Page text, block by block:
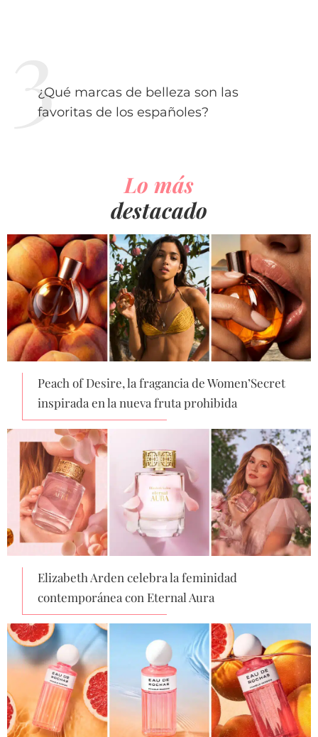
¿Qué marcas de belleza son las
favoritas de los españoles?
Lo más
destacado
Peach of Desire, la fragancia de Women’Secret
inspirada en la nueva fruta prohibida
Elizabeth Arden celebra la feminidad
contemporánea con Eternal Aura